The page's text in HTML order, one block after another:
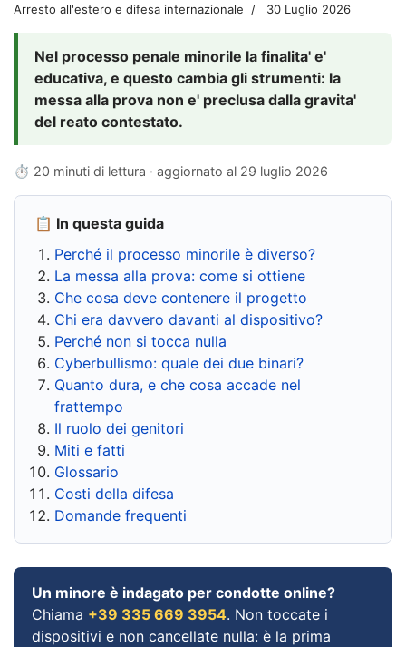
Arresto all'estero e difesa internazionale 30 Luglio 2026
Nel processo penale minorile la finalita' e'
educativa, e questo cambia gli strumenti: la
messa alla prova non e' preclusa dalla gravita'
del reato contestato.
⏱ 20 minuti di lettura · aggiornato al 29 luglio 2026
📋 In questa guida
Perché il processo minorile è diverso?
La messa alla prova: come si ottiene
Che cosa deve contenere il progetto
Chi era davvero davanti al dispositivo?
Perché non si tocca nulla
Cyberbullismo: quale dei due binari?
Quanto dura, e che cosa accade nel
frattempo
Il ruolo dei genitori
Miti e fatti
Glossario
Costi della difesa
Domande frequenti
Un minore è indagato per condotte online?
Chiama +39 335 669 3954. Non toccate i
dispositivi e non cancellate nulla: è la prima